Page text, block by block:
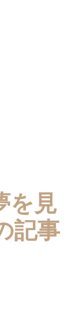
を見
記事